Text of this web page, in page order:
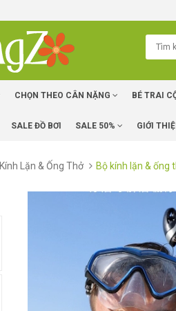
CHỌN THEO CÂN NẶNG BÉ TRAI
SALE ĐỒ BƠI SALE 50% GIỚI
Kính Lặn & Ống Thở Bộ kính lặn & ống